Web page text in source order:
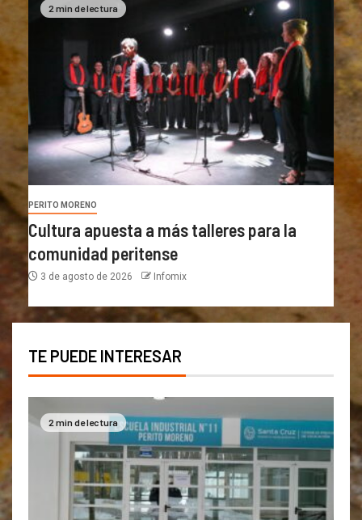
2 min de lectura
PERITO MORENO
Cultura apuesta a más talleres para la
comunidad peritense
3 de agosto de 2026 Infomix
TE PUEDE INTERESAR
2 min de lectura